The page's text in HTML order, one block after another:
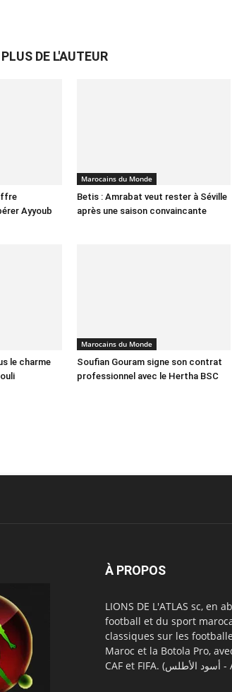
PLUS DE L'AUTEUR
Ayyoub
Marocains du Monde
Betis : Amrabat veut rester à Séville
après une saison convaincante
le charme
Marocains du Monde
Soufian Gouram signe son contrat
professionnel avec le Hertha BSC
À PROPOS
LIONS DE L'ATLAS sc, en
football et du sport
classiques sur les
Maroc et la Botola Pro,